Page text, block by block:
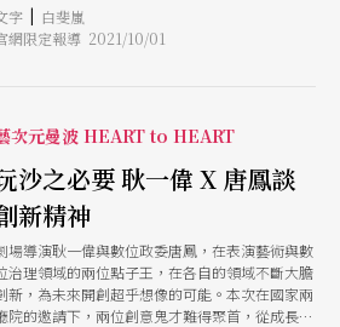
年丟出「我們來幹大事」的主題宣言，作為一種
度，也帶有某種「塑形」的展演性。
字 | 白斐嵐
網限定報導 2021/10/01
次元曼波 HEART to HEART
沙之必要 耿一偉 X 唐鳳談
新精神
場導演耿一偉與數位政委唐鳳，在表演藝術與數
治理領域的兩位點子王，在各自的領域不斷大膽
新，為未來開創超乎想像的可能。本次在國家兩
院的邀請下，兩位創意鬼才難得聚首，從成長經